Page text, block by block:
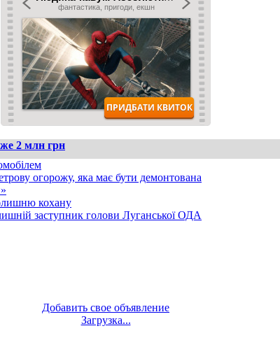
2 млн грн
огорожу, яка має бути демонтована
кохану
заступник голови Луганської ОДА
Добавить свое объявление
Загрузка...